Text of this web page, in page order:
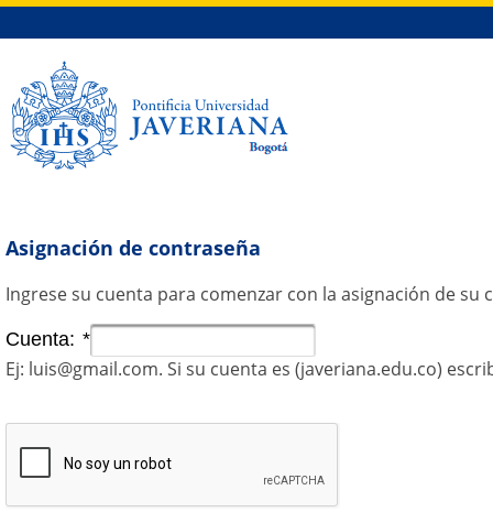
Saltar al contenido
Asignación de contraseña
Ingrese su cuenta para comenzar con la asignación de su
Cuenta: *
Ej: luis@gmail.com. Si su cuenta es (javeriana.edu.co)